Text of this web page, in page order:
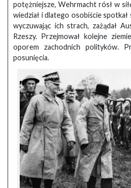
potężniejsze, Wehrmacht rósł w
wiedział i dlatego osobiście spotkał
wyczuwając ich strach, zażądał
Rzeszy. Przejmował kolejne
oporem zachodnich polityków.
posunięcia.